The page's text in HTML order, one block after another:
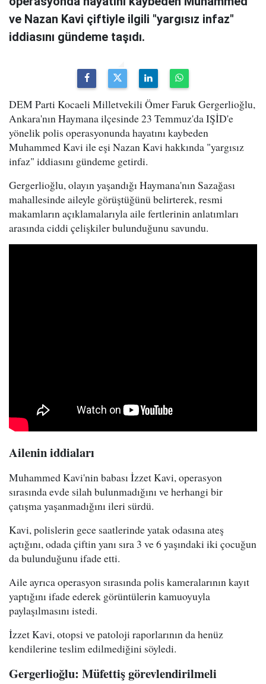
ve Nazan Kavi çiftiyle ilgili "yargısız infaz"
iddiasını gündeme taşıdı.
DEM Parti Kocaeli Milletvekili Ömer Faruk Gergerlioğlu,
Ankara'nın Haymana ilçesinde 23 Temmuz'da IŞİD'e
yönelik polis operasyonunda hayatını kaybeden
Muhammed Kavi ile eşi Nazan Kavi hakkında "yargısız
infaz" iddiasını gündeme getirdi.
Gergerlioğlu, olayın yaşandığı Haymana'nın Sazağası
mahallesinde aileyle görüştüğünü belirterek, resmi
makamların açıklamalarıyla aile fertlerinin anlatımları
arasında ciddi çelişkiler bulunduğunu savundu.
Ailenin iddiaları
Muhammed Kavi'nin babası İzzet Kavi, operasyon
sırasında evde silah bulunmadığını ve herhangi bir
çatışma yaşanmadığını ileri sürdü.
Kavi, polislerin gece saatlerinde yatak odasına ateş
açtığını, odada çiftin yanı sıra 3 ve 6 yaşındaki iki çocuğun
da bulunduğunu ifade etti.
Aile ayrıca operasyon sırasında polis kameralarının kayıt
yaptığını ifade ederek görüntülerin kamuoyuyla
paylaşılmasını istedi.
İzzet Kavi, otopsi ve patoloji raporlarının da henüz
kendilerine teslim edilmediğini söyledi.
Gergerlioğlu: Müfettiş görevlendirilmeli